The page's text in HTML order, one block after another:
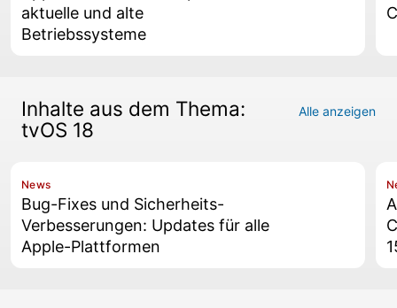
aktuelle und alte
Betriebssysteme
Inhalte aus dem Thema:
tvOS 18
Alle anzeigen
News
Bug-Fixes und Sicherheits-
Verbesserungen: Updates für alle
Apple-Plattformen